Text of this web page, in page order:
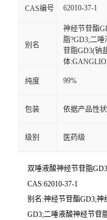
CAS编号 62010-37-1
别名
神经节苷酯
脂?GD3;二
苷脂GD3(钠
体
纯度 99%
包装 依据产品性
级别 医药级
双唾液酸神经节苷脂GD3
CAS:62010-37-1
别名:神经节苷酯GD3;神
GD3;二唾液酸神经节苷